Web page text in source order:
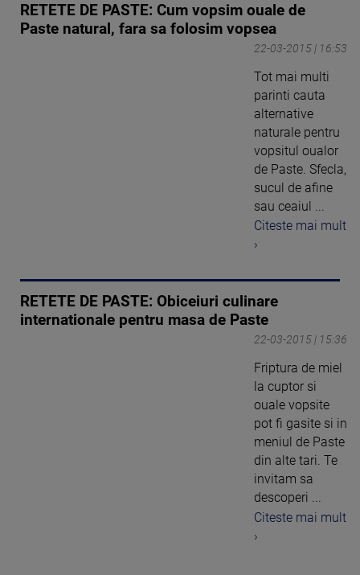
RETETE DE PASTE: Cum vopsim ouale de
Paste natural, fara sa folosim vopsea
22-03-2015 | 16:53
Tot mai multi
parinti cauta
alternative
naturale pentru
vopsitul oualor
de Paste. Sfecla,
sucul de afine
sau ceaiul ...
Citeste mai mult
›
RETETE DE PASTE: Obiceiuri culinare
internationale pentru masa de Paste
22-03-2015 | 15:36
Friptura de miel
la cuptor si
ouale vopsite
pot fi gasite si in
meniul de Paste
din alte tari. Te
invitam sa
descoperi ...
Citeste mai mult
›